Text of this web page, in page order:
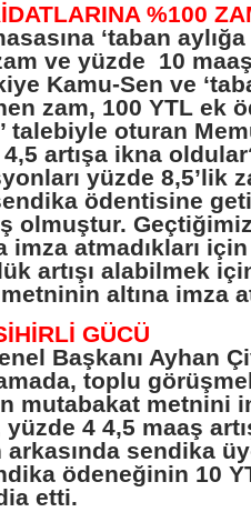
%100
‘taban
ve yüzde 10 maaş
Kamu-Sen ve
zam, 100 YTL ek
talebiyle oturan
artışa ikna
yüzde 8,5’lik
ödentisine
olmuştur.
imza atmadıkları
artışı alabilmek
altına imza
GÜCÜ
Başkanı Ayhan
toplu
mutabakat metnini
4 4,5 maaş
sendika
ödeneğinin 10
etti.